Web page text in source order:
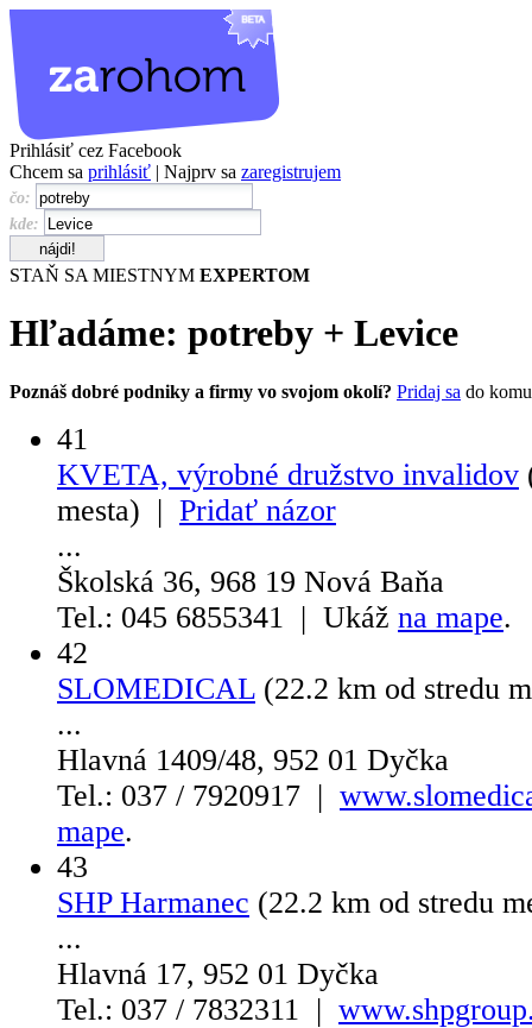
Prihlásiť cez Facebook
Chcem sa prihlásiť | Najprv sa zaregistrujem
čo:
kde:
STAŇ SA MIESTNYM EXPERTOM
Hľadáme: potreby + Levice
Poznáš dobré podniky a firmy vo svojom okolí? Pridaj sa do
41
KVETA, výrobné družstvo invalidov
mesta) | Pridať názor
...
Školská 36, 968 19 Nová Baňa
Tel.: 045 6855341 | Ukáž na mape.
42
SLOMEDICAL (22.2 km od stredu
...
Hlavná 1409/48, 952 01 Dyčka
Tel.: 037 / 7920917 |
mape.
43
SHP Harmanec (22.2 km od stredu
...
Hlavná 17, 952 01 Dyčka
Tel.: 037 / 7832311 |